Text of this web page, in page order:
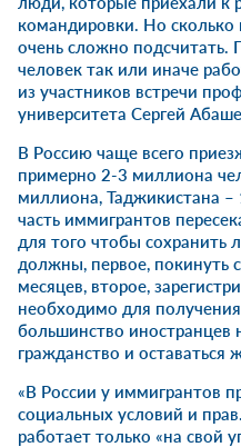
командировки. Но сколько
очень сложно
человек так или иначе
из участников встречи
университета Сергей
В Россию чаще всего
примерно 2-3 миллиона
миллиона, Таджикистана
часть иммигрантов
для того чтобы сохранить
должны, первое, покинуть
месяцев, второе,
необходимо для
большинство иностранцев
гражданство и оставаться
«В России у иммигрантов
социальных условий и
работает только «на свой